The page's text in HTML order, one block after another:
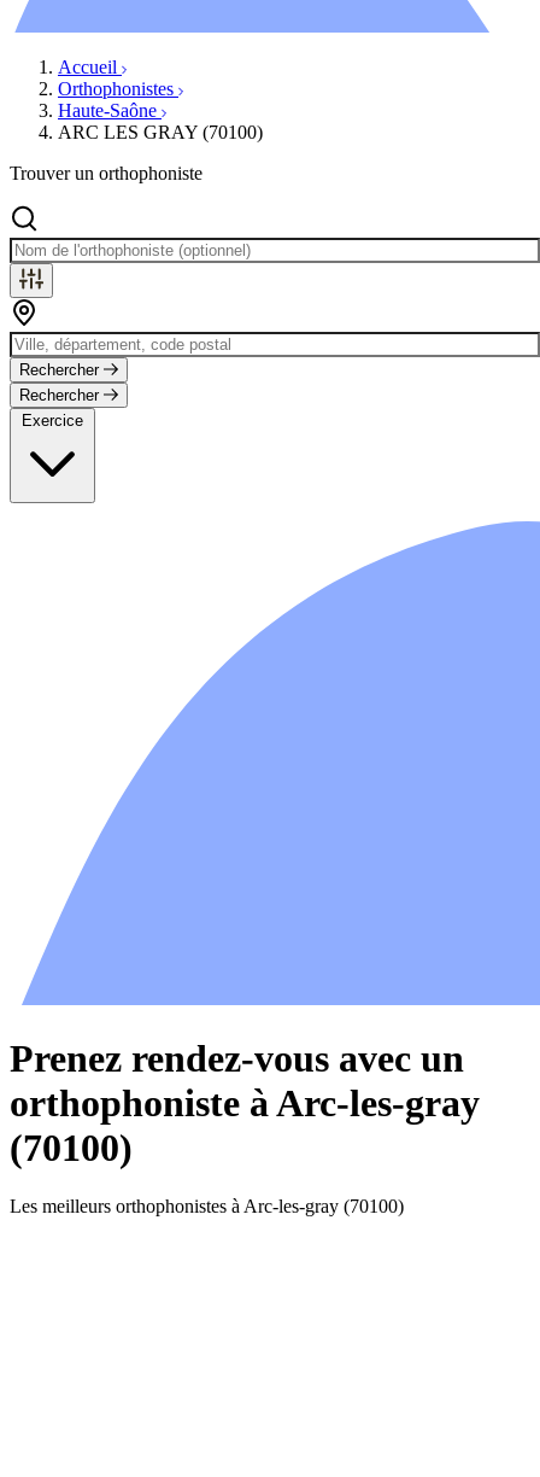
Accueil
Orthophonistes
Haute-Saône
ARC LES GRAY (70100)
Trouver un orthophoniste
Rechercher
Rechercher
Exercice
Prenez rendez-vous avec un
orthophoniste à Arc-les-gray
(70100)
Les meilleurs orthophonistes à Arc-les-gray (70100)